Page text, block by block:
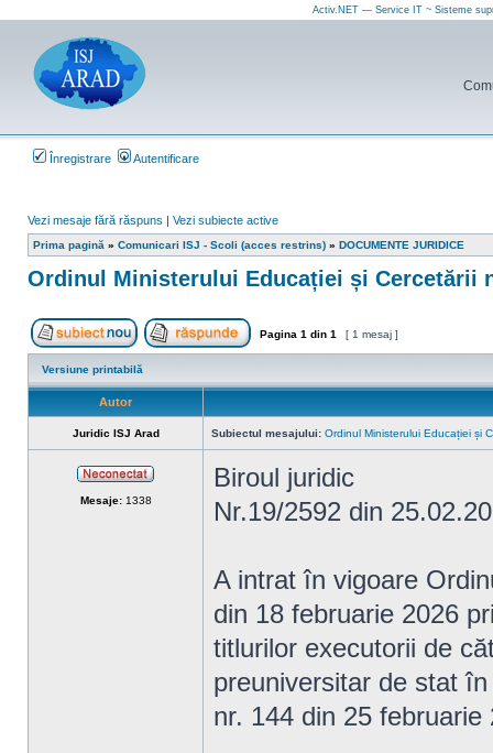
Activ.NET — Service IT ~ Sisteme
Înregistrare Autentificare
Vezi mesaje fără răspuns | Vezi subiecte active
Prima pagină » Comunicari ISJ - Scoli (acces restrins) » DOCUMENTE JURIDICE
Ordinul Ministerului Educației și Cercetării
Scrie un subiect nou Răspunde la subiect
Pagina 1 din 1 [ 1 mesaj ]
Versiune printabilă
Autor
Juridic ISJ Arad Subiectul mesajului: Ordinul Ministerului Educației și
Mesaje:1338
Biroul juridic
Nr.19/2592 din
A intrat în vigoare
din 18 februarie 2026
titlurilor executorii de
preuniversitar de stat
nr. 144 din 25 februarie